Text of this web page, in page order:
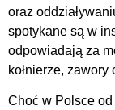
oraz
spotykane są w
odpowiadają za
kołnierze, zawory
Choć w Polsce od